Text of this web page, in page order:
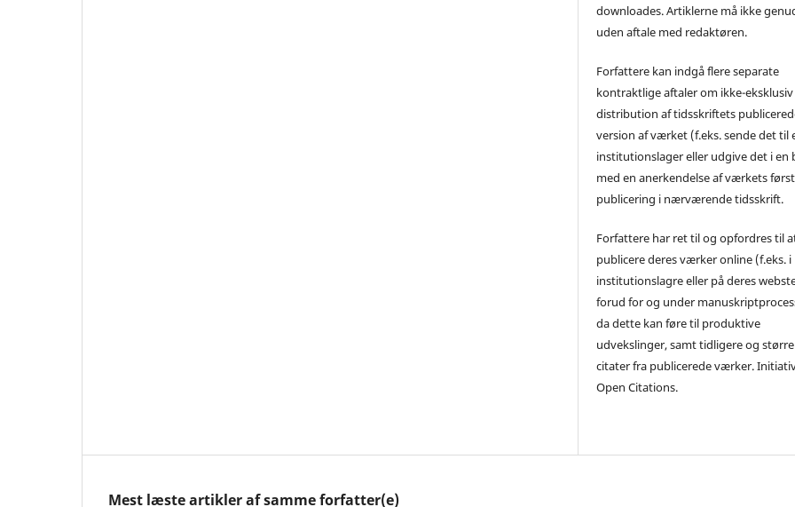
downloades. Artiklerne må ikke
uden aftale med redaktøren.
Forfattere kan indgå flere separate
kontraktlige aftaler om ikke-eksklusiv
distribution af tidsskriftets
version af værket (f.eks. sende det til
institutionslager eller udgive det i en
med en anerkendelse af værkets
publicering i nærværende tidsskrift.
Forfattere har ret til og opfordres til
publicere deres værker online (f.eks. i
institutionslagre eller på deres
forud for og under
da dette kan føre til produktive
udvekslinger, samt tidligere og større
citater fra publicerede værker.
Open Citations.
Mest læste artikler af samme forfatter(e)